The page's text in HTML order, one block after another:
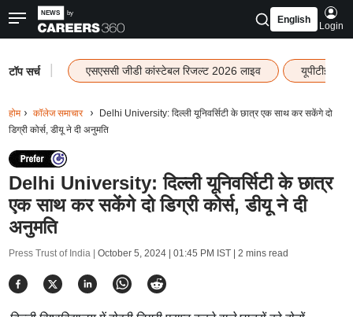
English
Login
टॉप सर्च एसएससी जीडी कांस्टेबल रिजल्ट 2026 लाइव यूपीटीईटी
होम कॉलेज समाचार
Delhi University: दिल्ली यूनिवर्सिटी के छात्र एक साथ कर सकेंगे दो
डिग्री कोर्स, डीयू ने दी अनुमति
Delhi University: दिल्ली यूनिवर्सिटी के छात्र
एक साथ कर सकेंगे दो डिग्री कोर्स, डीयू ने दी
अनुमति
Press Trust of India | October 5, 2024 | 01:45 PM IST| 2 mins read